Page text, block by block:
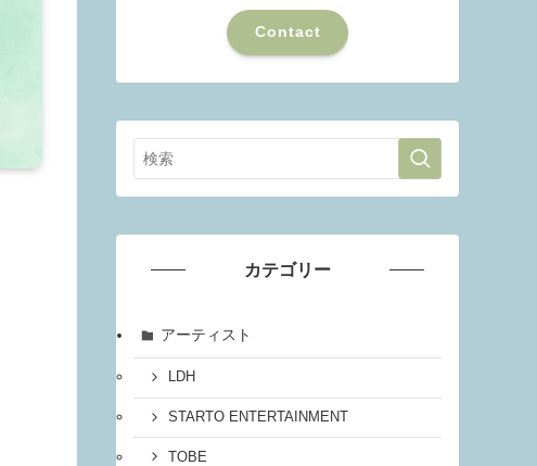
Contact
カテゴリー
アーティスト
LDH
STARTO ENTERTAINMENT
TOBE